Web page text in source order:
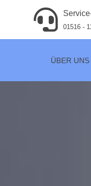
01516 -
ÜBER UNS